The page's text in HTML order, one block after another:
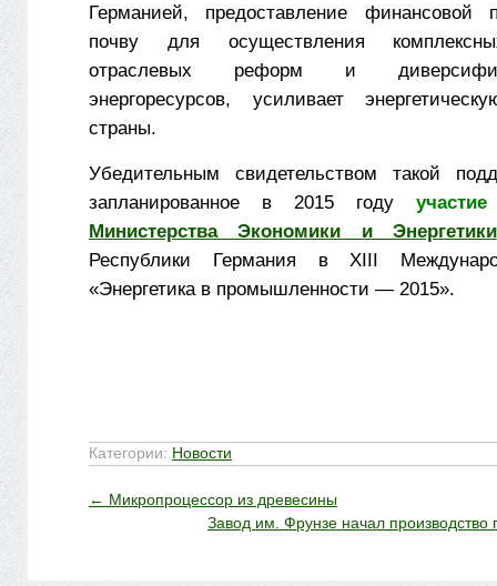
Германией, предоставление финансовой
почву для осуществления
отраслевых реформ и
энергоресурсов, усиливает
страны.
Убедительным свидетельством такой
запланированное в 2015 году
Министерства Экономики и Энергетики
Республики Германия в XIII
«Энергетика в промышленности — 2015».
Категории: Новости
← Микропроцессор из древесины
Завод им. Фрунзе начал производство